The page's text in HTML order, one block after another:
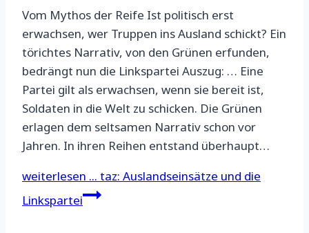
Vom Mythos der Reife Ist politisch erst
erwachsen, wer Truppen ins Ausland schickt? Ein
törichtes Narrativ, von den Grünen erfunden,
bedrängt nun die Linkspartei Auszug: … Eine
Partei gilt als erwachsen, wenn sie bereit ist,
Soldaten in die Welt zu schicken. Die Grünen
erlagen dem seltsamen Narrativ schon vor
Jahren. In ihren Reihen entstand überhaupt…
weiterlesen ... taz: Auslandseinsätze und die
Linkspartei